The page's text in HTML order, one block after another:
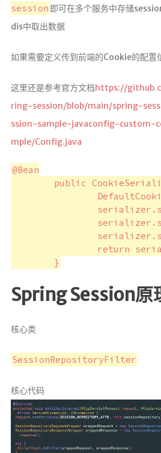
session 即可在多个服务中存储
dis中取出数据
如果需要定义传到前端的Cookie的配置
这里还是参考官方文档https://
ring-session/blob/main/spring-
ssion-sample-javaconfig-custom-
mple/Config.java
@Bean
Spring Session原
核心类
SessionRepositoryFilter
核心代码